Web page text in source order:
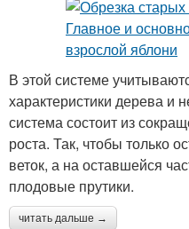
В этой системе
характеристики дерева и
система состоит из
роста. Так, чтобы только
веток, а на оставшейся
плодовые прутики.
читать дальше →